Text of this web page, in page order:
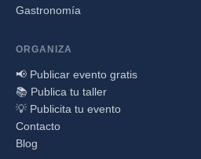
Gastronomía
ORGANIZA
📢 Publicar evento gratis
📚 Publica tu taller
💡 Publicita tu evento
Contacto
Blog